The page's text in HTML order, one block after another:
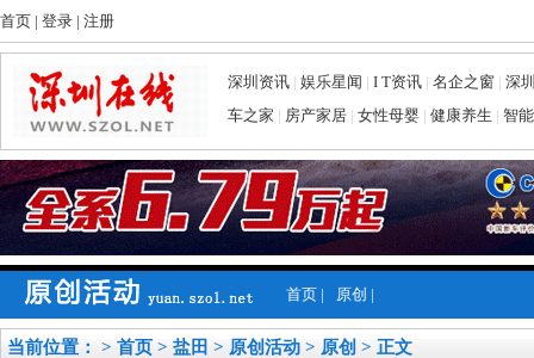
首页 | 登录 | 注册
深圳资讯 | 娱乐星闻 | I T资讯 | 名企之窗 | 深
车之家 | 房产家居 | 女性母婴 | 健康养生 | 智
首页 | 原创 |
当前位置： > 首页 > 盐田 > 原创活动 > 原创 > 正文